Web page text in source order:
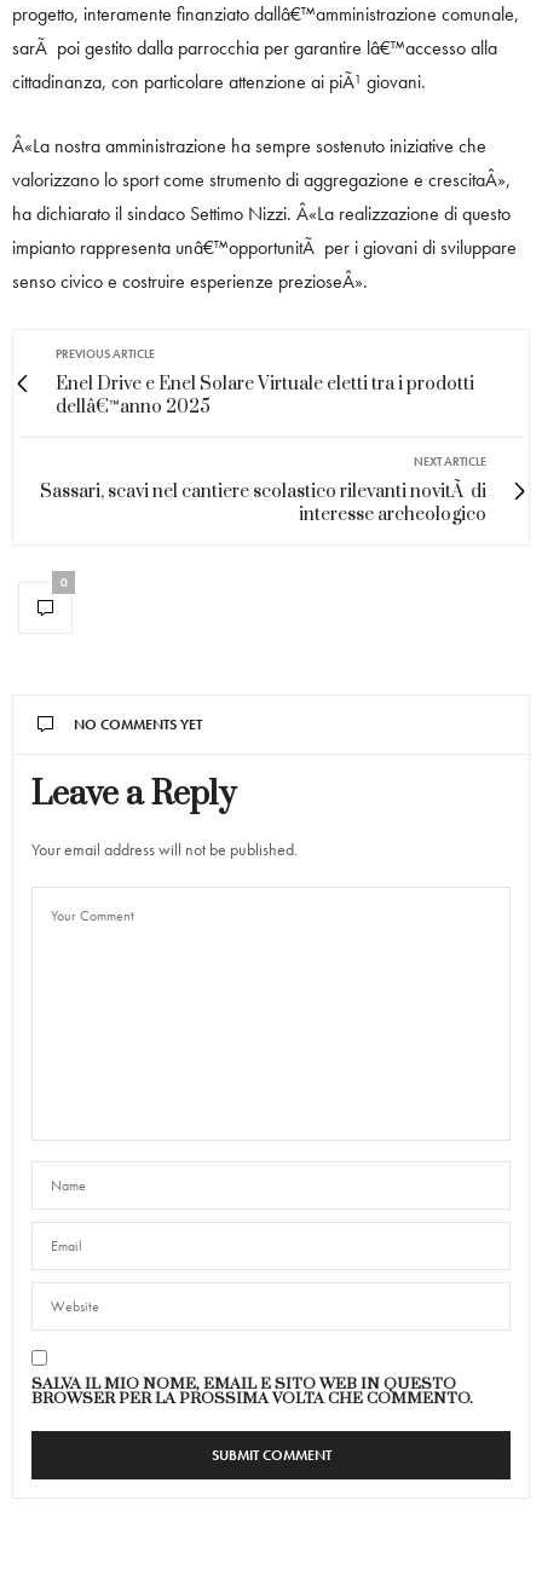
progetto, interamente finanziato dallâ€™amministrazione comunale,
sarÃ poi gestito dalla parrocchia per garantire lâ€™accesso alla
cittadinanza, con particolare attenzione ai piÃ¹ giovani.
Â«La nostra amministrazione ha sempre sostenuto iniziative che
valorizzano lo sport come strumento di aggregazione e crescitaÂ»,
ha dichiarato il sindaco Settimo Nizzi. Â«La realizzazione di questo
impianto rappresenta unâ€™opportunitÃ per i giovani di sviluppare
senso civico e costruire esperienze prezioseÂ».
PREVIOUS ARTICLE
Enel Drive e Enel Solare Virtuale eletti tra i prodotti
dellâ€™anno 2025
NEXT ARTICLE
Sassari, scavi nel cantiere scolastico rilevanti novitÃ di
interesse archeologico
0
NO COMMENTS YET
Leave a Reply
Your email address will not be published.
SALVA IL MIO NOME, EMAIL E SITO WEB IN QUESTO
BROWSER PER LA PROSSIMA VOLTA CHE COMMENTO.